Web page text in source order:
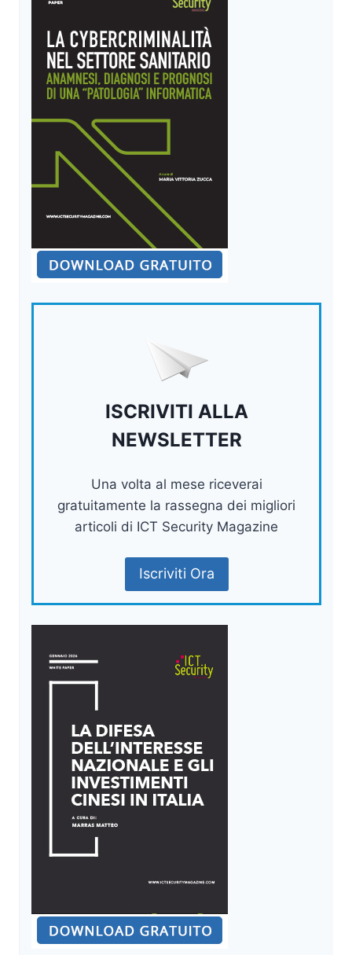
ISCRIVITI ALLA
NEWSLETTER
Una volta al mese riceverai
gratuitamente la rassegna dei migliori
articoli di ICT Security Magazine
Iscriviti Ora